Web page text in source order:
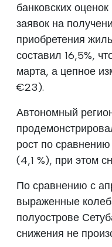
банковских
заявок на
приобретения
составил 16,5%,
марта, а цепное
€23).
Автономный
рост по
(4,1 %), при этом
По сравнению с
выраженные
полуострове
снижения не